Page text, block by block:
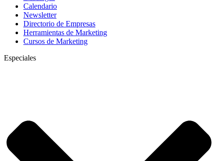
Calendario
Newsletter
Directorio de Empresas
Herramientas de Marketing
Cursos de Marketing
Especiales